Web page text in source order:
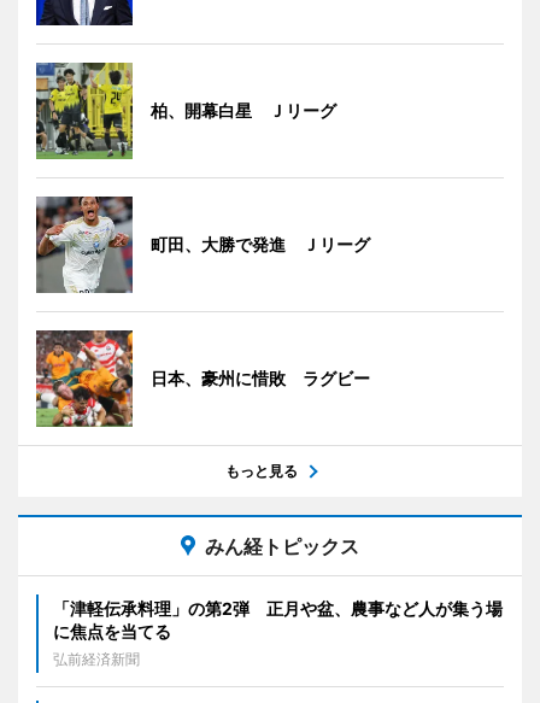
柏、開幕白星 Ｊリーグ
町田、大勝で発進 Ｊリーグ
日本、豪州に惜敗 ラグビー
もっと見る
みん経トピックス
「津軽伝承料理」の第2弾 正月や盆、農事など人が集う場
に焦点を当てる
弘前経済新聞